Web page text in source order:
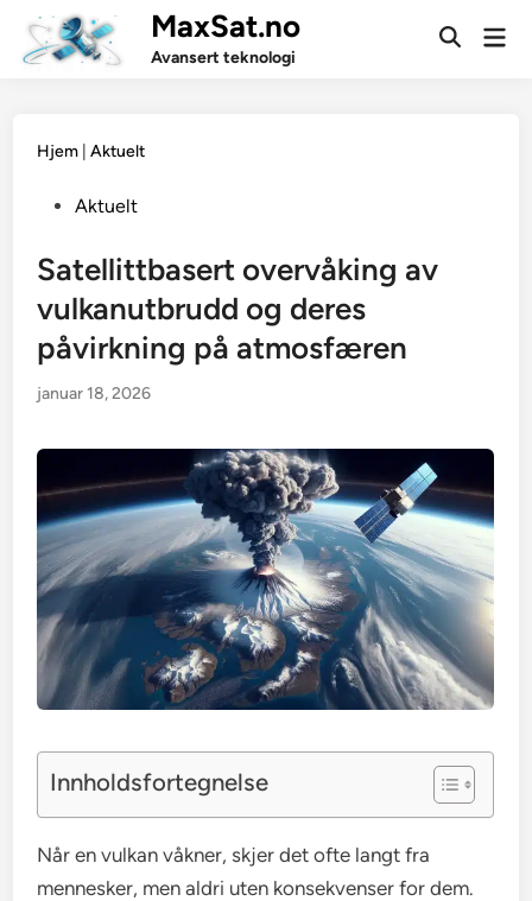
content
MaxSat.no
Avansert teknologi
Open
Hjem |Aktuelt
PostedAktuelt
Satellittbasert overvåking av
vulkanutbrudd og deres
påvirkning på atmosfæren
januar 18, 2026
Innholdsfortegnelse
Når en vulkan våkner, skjer det ofte langt fra
mennesker, men aldri uten konsekvenser for dem.